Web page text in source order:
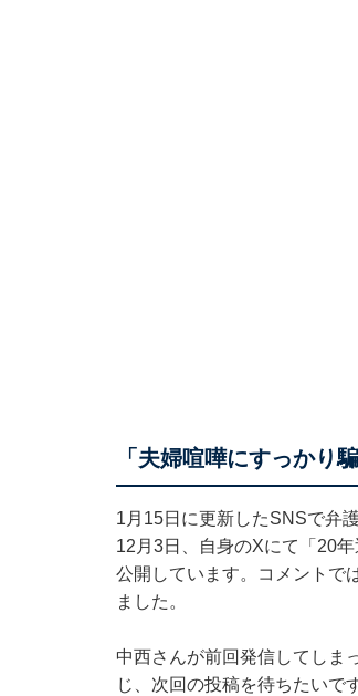
「夫婦喧嘩にすっかり
1月15日に更新したSNSで弁
12月3日、自身のXにて「20
公開しています。コメントで
ました。
中西さんが前回発信してしま
じ、次回の投稿を待ちたいで